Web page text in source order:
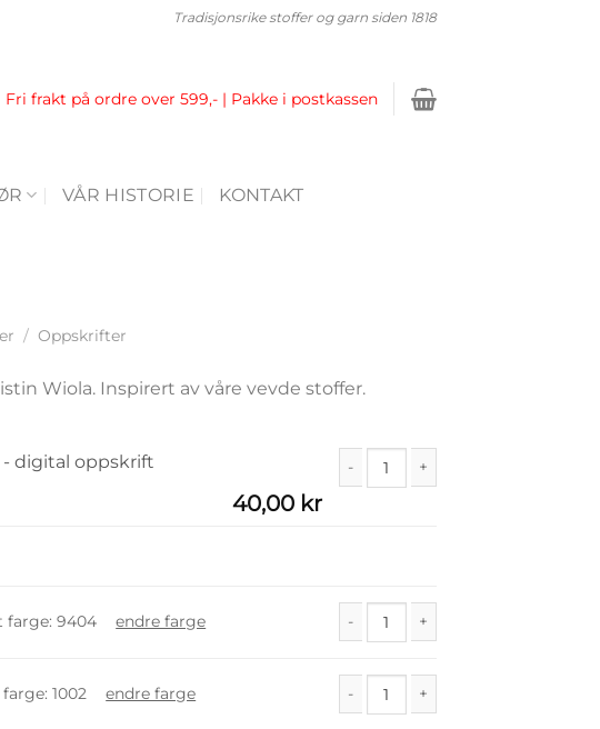
Tradisjonsrike stoffer og garn siden 1818
Fri frakt på ordre over 599,- | Pakke i postkassen
VÅR HISTORIE KONTAKT
/ Oppskrifter
Wiola. Inspirert av våre vevde stoffer.
digital oppskrift
40,00 kr
farge:9404 endre farge
:1002 endre farge